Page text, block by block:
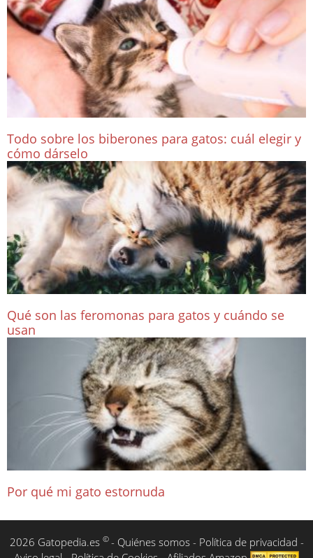
Todo sobre los biberones para gatos: cuál elegir y
cómo dárselo
Qué son las feromonas para gatos y cuándo se
usan
Por qué mi gato estornuda
2026 Gatopedia.es © - Quiénes somos- Política de privacidad -